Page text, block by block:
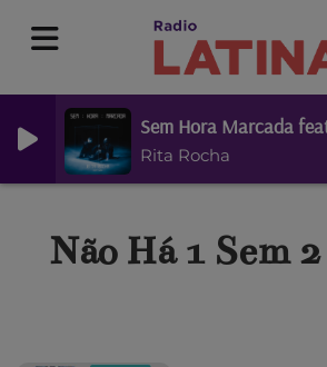
Sem Hora Marcada
Rita Rocha
Não Há 1 Sem 2